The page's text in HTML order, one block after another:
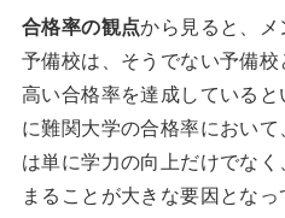
合格率の観点から見ると、
予備校は、そうでない予備
高い合格率を達成している
に難関大学の合格率におい
は単に学力の向上だけでなく、
まることが大きな要因となっ